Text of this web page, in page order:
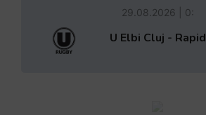
29.08.2026 | 0:
U Elbi Cluj - Rapid